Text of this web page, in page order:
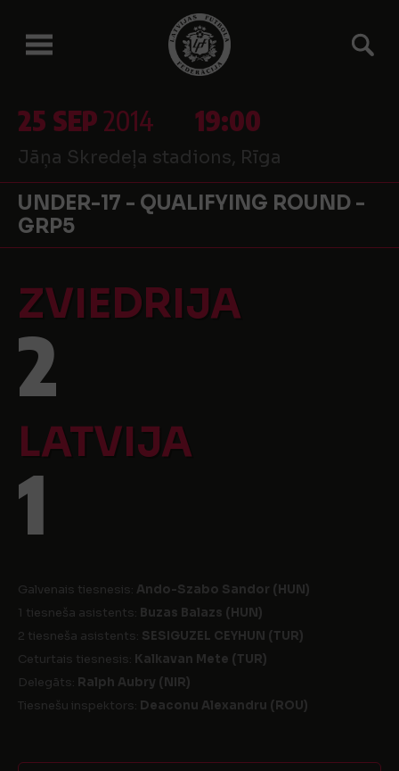
25 SEP2014 19:00
Jāņa Skredeļa stadions, Rīga
UNDER-17 - QUALIFYING ROUND -
GRP5
ZVIEDRIJA
2
LATVIJA
1
Galvenais tiesnesis: Ando-Szabo Sandor (HUN)
1 tiesneša asistents: Buzas Balazs (HUN)
2 tiesneša asistents: SESIGUZEL CEYHUN (TUR)
Ceturtais tiesnesis: Kalkavan Mete (TUR)
Delegāts: Ralph Aubry (NIR)
Tiesnešu inspektors: Deaconu Alexandru (ROU)